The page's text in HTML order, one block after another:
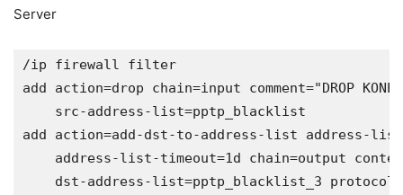
Server
/ip firewall filter
add action=drop chain=input comment="DROP
    src-address-list=pptp_blacklist
add action=add-dst-to-address-list address-
address-list-timeout=1d chain=output
dst-address-list=pptp_blacklist_3